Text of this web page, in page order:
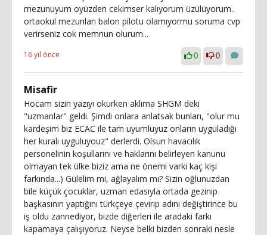
mezunuyum oyüzden cekimser kalıyorum üzülüyorum..
ortaokul mezunları balon pilotu olamıyormu soruma cvp
verirseniz cok memnun olurum...
16 yıl önce 0 0
Misafir
Hocam sizin yazıyı okurken aklıma SHGM deki
"uzmanlar" geldi. Şimdi onlara anlatsak bunları, "olur mu
kardeşim biz ECAC ile tam uyumluyuz onların uyguladığı
her kuralı uyguluyouz" derlerdi. Olsun havacılık
personelinin koşullarını ve haklarını belirleyen kanunu
olmayan tek ülke biziz ama ne önemi varki kaç kişi
farkında...) Gülelim mi, ağlayalım mı? Sizin oğlunuzdan
bile küçük çocuklar, uzman edasıyla ortada gezinip
başkasının yaptığını türkçeye çevirip adını değiştirince bu
iş oldu zannediyor, bizde diğerleri ile aradaki farkı
kapamaya çalışıyoruz. Neyse belki bizden sonraki nesle